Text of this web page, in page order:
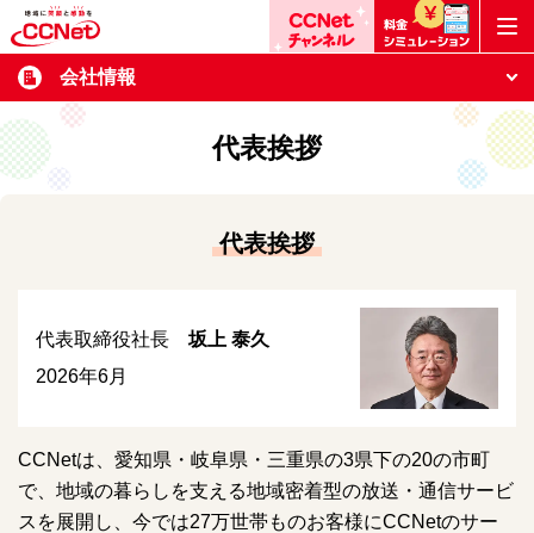
会社情報
代表挨拶
代表挨拶
代表取締役社長 坂上 泰久
2026年6月
CCNetは、愛知県・岐阜県・三重県の3県下の20の市町
で、地域の暮らしを支える地域密着型の放送・通信サービ
スを展開し、今では27万世帯ものお客様にCCNetのサー